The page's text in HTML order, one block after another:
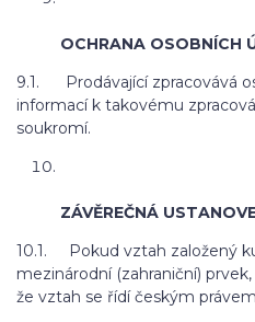
OCHRANA OSOBNÍCH
9.1. Prodávající zpracovává
informací k takovému
soukromí.
ZÁVĚREČNÁ
10.1. Pokud vztah založený
mezinárodní (zahraniční)
že vztah se řídí českým